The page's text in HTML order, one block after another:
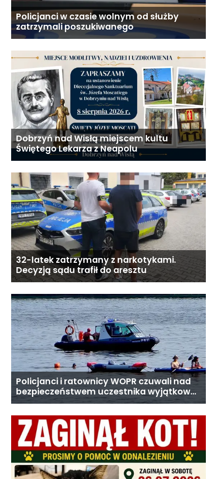
Policjanci w czasie wolnym od służby
zatrzymali poszukiwanego
Dobrzyń nad Wisłą miejscem kultu
Świętego Lekarza z Neapolu
32-latek zatrzymany z narkotykami.
Decyzją sądu trafił do aresztu
Policjanci i ratownicy WOPR czuwali nad
bezpieczeństwem uczestnika wyjątkowej
wyprawy